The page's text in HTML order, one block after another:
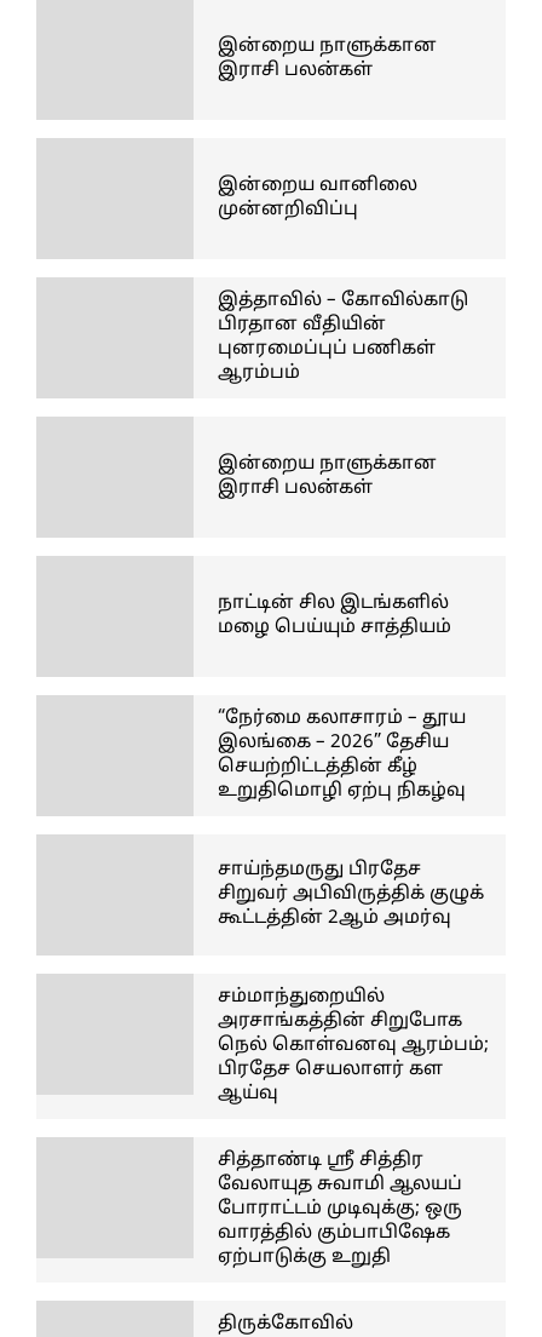
இன்றைய நாளுக்கான
இராசி பலன்கள்
இன்றைய வானிலை
முன்னறிவிப்பு
இத்தாவில் – கோவில்காடு
பிரதான வீதியின்
புனரமைப்புப் பணிகள்
ஆரம்பம்
இன்றைய நாளுக்கான
இராசி பலன்கள்
நாட்டின் சில இடங்களில்
மழை பெய்யும் சாத்தியம்
“நேர்மை கலாசாரம் – தூய
இலங்கை – 2026” தேசிய
செயற்றிட்டத்தின் கீழ்
உறுதிமொழி ஏற்பு நிகழ்வு
சாய்ந்தமருது பிரதேச
சிறுவர் அபிவிருத்திக் குழுக்
கூட்டத்தின் 2ஆம் அமர்வு
சம்மாந்துறையில்
அரசாங்கத்தின் சிறுபோக
நெல் கொள்வனவு ஆரம்பம்;
பிரதேச செயலாளர் கள
ஆய்வு
சித்தாண்டி ஸ்ரீ சித்திர
வேலாயுத சுவாமி ஆலயப்
போராட்டம் முடிவுக்கு; ஒரு
வாரத்தில் கும்பாபிஷேக
ஏற்பாடுக்கு உறுதி
திருக்கோவில்